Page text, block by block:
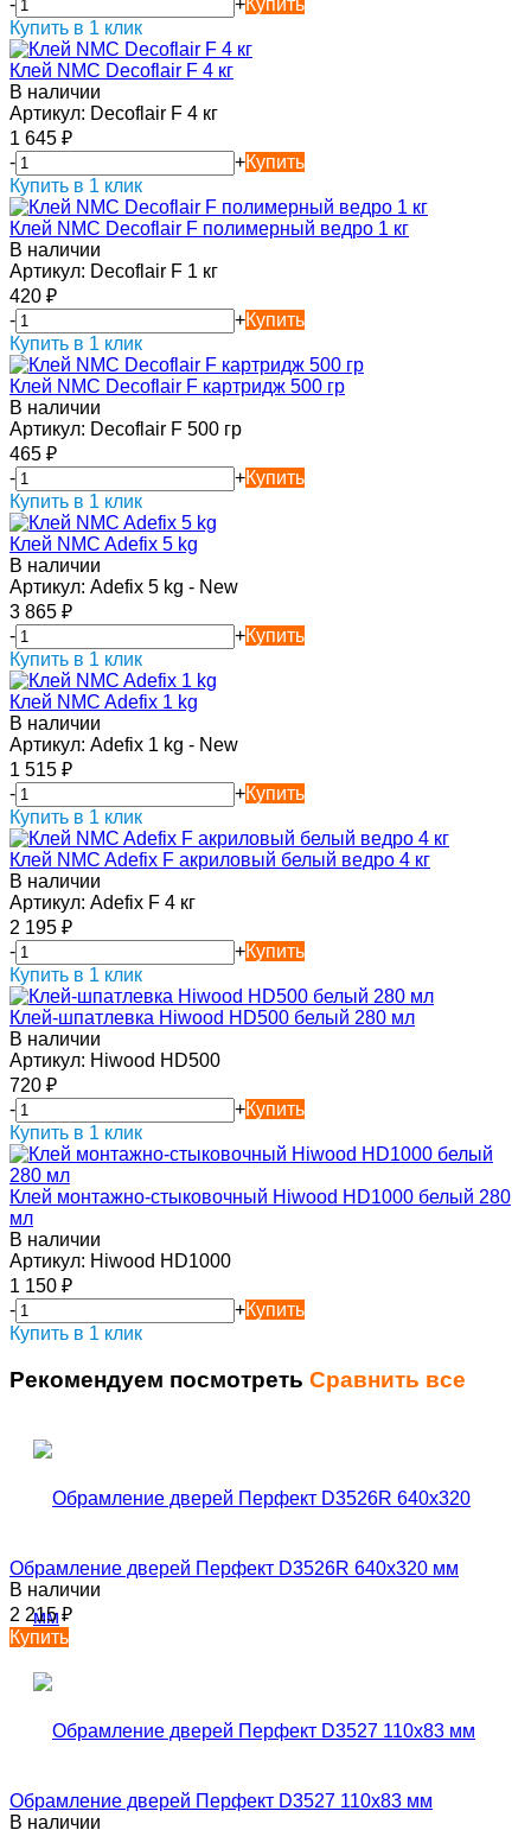
- +Купить
Купить в 1 клик
Клей NMC Decoflair F 4 кг
В наличии
Артикул: Decoflair F 4 кг
1 645 ₽
-
+Купить
Купить в 1 клик
Клей NMC Decoflair F полимерный ведро 1 кг
В наличии
Артикул: Decoflair F 1 кг
420 ₽
-
+Купить
Купить в 1 клик
Клей NMC Decoflair F картридж 500 гр
В наличии
Артикул: Decoflair F 500 гр
465 ₽
-
+Купить
Купить в 1 клик
Клей NMC Adefix 5 kg
В наличии
Артикул: Adefix 5 kg - New
3 865 ₽
-
+Купить
Купить в 1 клик
Клей NMC Adefix 1 kg
В наличии
Артикул: Adefix 1 kg - New
1 515 ₽
-
+Купить
Купить в 1 клик
Клей NMC Adefix F акриловый белый ведро 4 кг
В наличии
Артикул: Adefix F 4 кг
2 195 ₽
-
+Купить
Купить в 1 клик
Клей-шпатлевка Hiwood HD500 белый 280 мл
В наличии
Артикул: Hiwood HD500
720 ₽
-
+Купить
Купить в 1 клик
Клей монтажно-стыковочный Hiwood HD1000 белый 280
мл
В наличии
Артикул: Hiwood HD1000
1 150 ₽
-
+Купить
Купить в 1 клик
Рекомендуем посмотреть Сравнить все
Обрамление дверей Перфект D3526R 640х320 мм
В наличии
2 215₽
Купить
Обрамление дверей Перфект D3527 110х83 мм
В наличии